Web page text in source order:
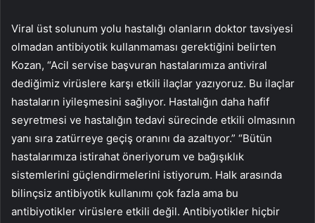
Viral üst solunum yolu hastalığı olanların doktor tavsiyesi
olmadan antibiyotik kullanmaması gerektiğini belirten
Kozan, “Acil servise başvuran hastalarımıza antiviral
dediğimiz virüslere karşı etkili ilaçlar yazıyoruz. Bu ilaçlar
hastaların iyileşmesini sağlıyor. Hastalığın daha hafif
seyretmesi ve hastalığın tedavi sürecinde etkili olmasının
yanı sıra zatürreye geçiş oranını da azaltıyor.” “Bütün
hastalarımıza istirahat öneriyorum ve bağışıklık
sistemlerini güçlendirmelerini istiyorum. Halk arasında
bilinçsiz antibiyotik kullanımı çok fazla ama bu
antibiyotikler virüslere etkili değil. Antibiyotikler hiçbir